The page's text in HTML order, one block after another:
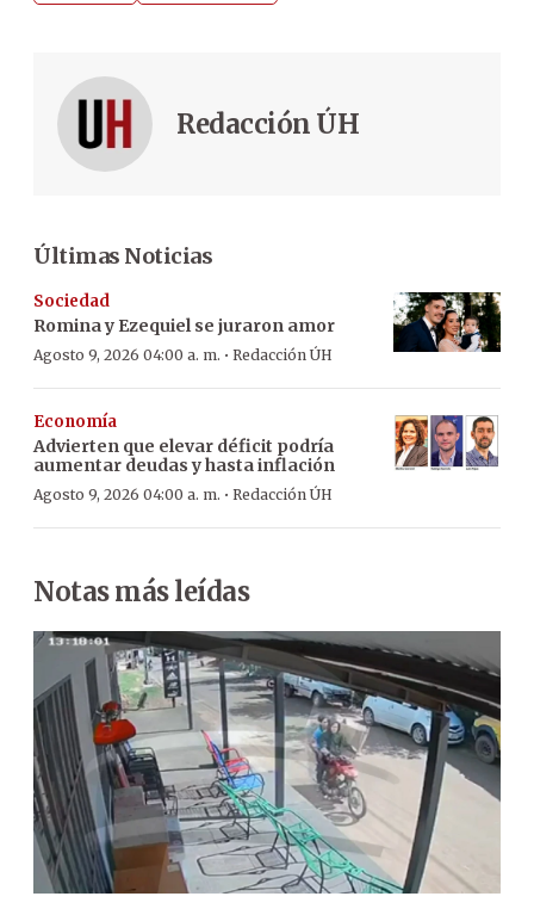
Redacción ÚH
Últimas Noticias
Sociedad
Romina y Ezequiel se juraron amor
Agosto 9, 2026 04:00 a. m. · Redacción ÚH
Economía
Advierten que elevar déficit podría
aumentar deudas y hasta inflación
Agosto 9, 2026 04:00 a. m. · Redacción ÚH
Notas más leídas